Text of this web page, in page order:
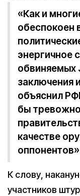
«Как и
обеспокоен
энергичное
обвиняемых
заключения
объяснил
бы
качестве
К слову,
участников